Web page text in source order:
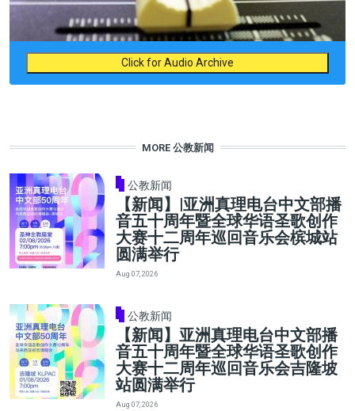
Click for Audio Archive
MORE 公教新闻
公教新闻
【新闻】|亚洲真理电台中文部播
音五十周年暨全球华语圣歌创作
大赛十二周年巡回音乐会槟城站
圆满举行
Aug 07, 2026
公教新闻
【新闻】亚洲真理电台中文部播
音五十周年暨全球华语圣歌创作
大赛十二周年巡回音乐会吉隆坡
站圆满举行
Aug 07, 2026